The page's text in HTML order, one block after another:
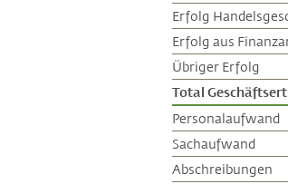
Erfolg
Erfolg aus
Übriger Erfolg
Total
Personalaufwand
Sachaufwand
Abschreibungen